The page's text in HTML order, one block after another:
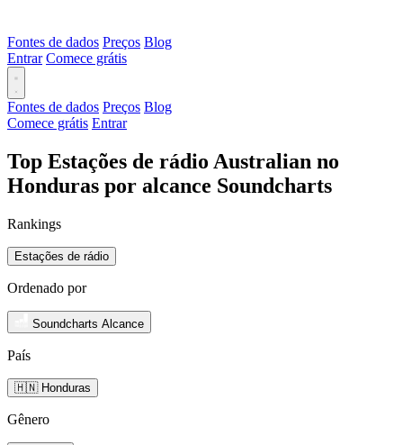
Fontes de dados Preços Blog
Entrar Comece grátis
Fontes de dados Preços Blog
Comece grátis Entrar
Top Estações de rádio Australian no
Honduras por alcance Soundcharts
Rankings
Estações de rádio
Ordenado por
Soundcharts Alcance
País
🇭🇳 Honduras
Gênero